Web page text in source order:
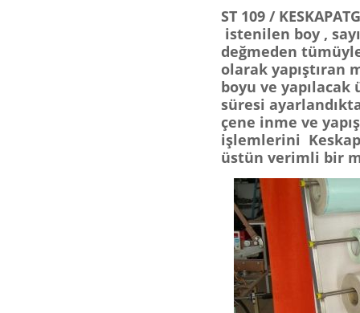
ST 109 /
istenilen boy ,
değmeden
olarak yapıştıran
boyu ve yapılacak
süresi
çene inme ve
işlemlerini
üstün verimli bir